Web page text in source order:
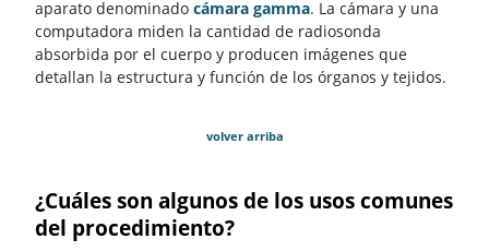
aparato denominado cámara gamma. La cámara y una
computadora miden la cantidad de radiosonda
absorbida por el cuerpo y producen imágenes que
detallan la estructura y función de los órganos y tejidos.
volver arriba
¿Cuáles son algunos de los usos comunes
del procedimiento?